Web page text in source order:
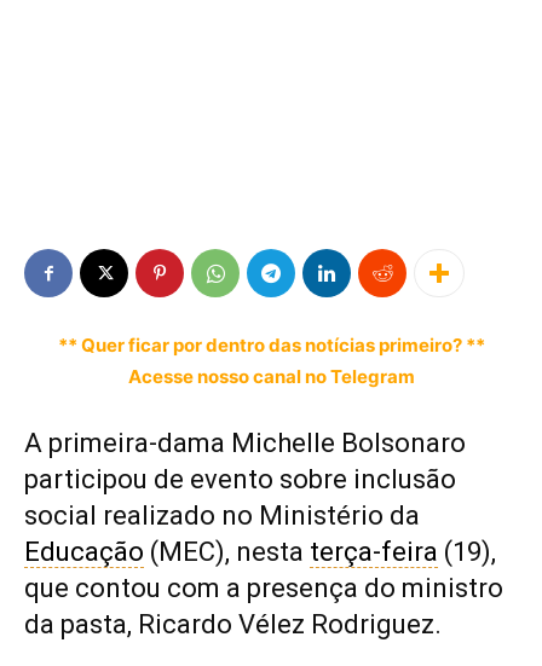
** Quer ficar por dentro das notícias primeiro? **
Acesse nosso canal no Telegram
A primeira-dama Michelle Bolsonaro
participou de evento sobre inclusão
social realizado no Ministério da
Educação (MEC), nesta terça-feira (19),
que contou com a presença do ministro
da pasta, Ricardo Vélez Rodriguez.